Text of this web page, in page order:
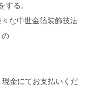
する。
な中世金箔装飾技法
の
金にてお支払いくだ